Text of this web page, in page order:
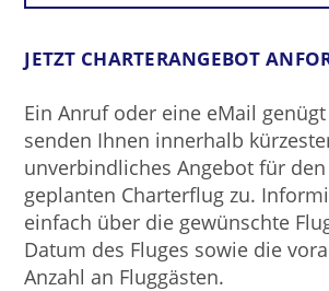
JETZT CHARTERANGEBOT
Ein Anruf oder eine eMail
senden Ihnen innerhalb
unverbindliches Angebot für
geplanten Charterflug zu.
einfach über die gewünschte
Datum des Fluges sowie die
Anzahl an Fluggästen.